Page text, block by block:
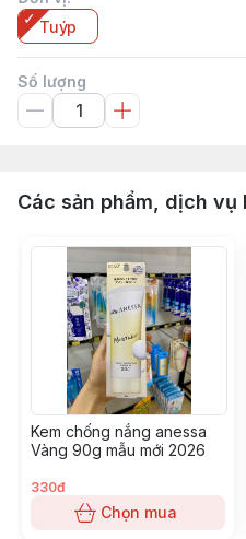
Tuýp
Số lượng
Các sản phẩm, dịch vụ
Kem chống nắng anessa
Vàng 90g mẫu mới 2026
330đ
Chọn mua